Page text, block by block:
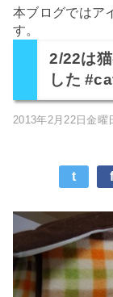
本ブログではア
す。
2/22は
した
2013年2月22日金曜
t